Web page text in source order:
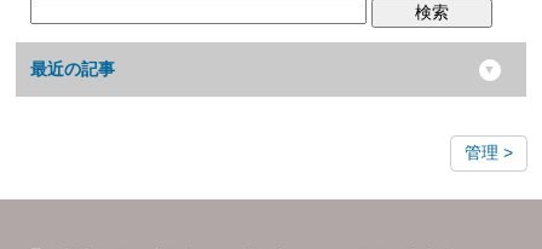
検索
最近の記事
管理